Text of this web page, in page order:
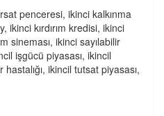
penceresi, ikinci kalkınma
ikinci kırdırım kredisi, ikinci
sineması, ikinci sayılabilir
işgücü piyasası, ikincil
ikincil tutsat piyasası,